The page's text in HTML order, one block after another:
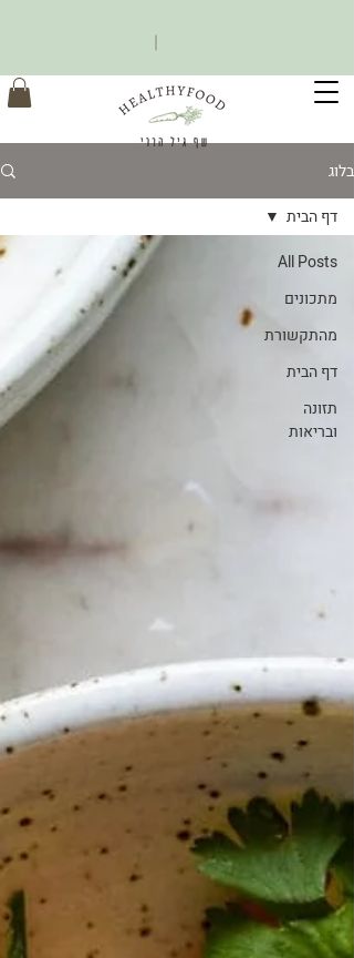
בלוג
All Posts
מתכונים
מהתקשורת
דף הבית
תזונה
ובריאות
דף הבית